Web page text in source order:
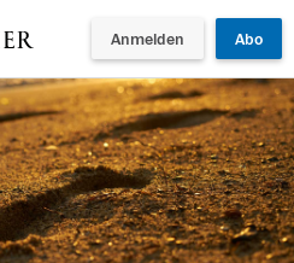
Anmelden Abo